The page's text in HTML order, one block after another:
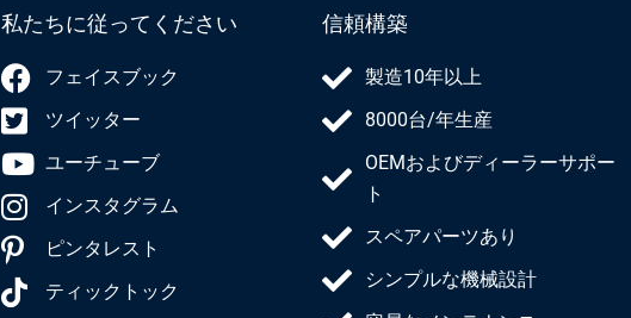
私たちに従ってください
フェイスブック
ツイッター
ユーチューブ
インスタグラム
ピンタレスト
ティックトック
信頼構築
製造10年以上
8000台/年生産
OEMおよびディーラーサポー
ト
スペアパーツあり
シンプルな機械設計